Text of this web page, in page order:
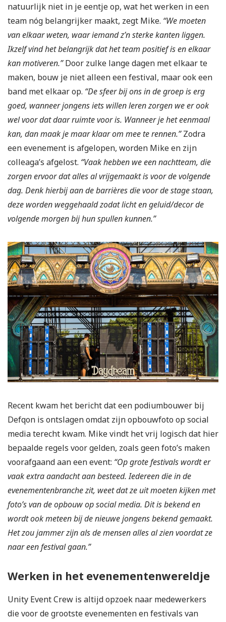
natuurlijk niet in je eentje op, wat het werken in een
team nóg belangrijker maakt, zegt Mike. “We moeten
van elkaar weten, waar iemand z’n sterke kanten liggen.
Ikzelf vind het belangrijk dat het team positief is en elkaar
kan motiveren.”Door zulke lange dagen met elkaar te
maken, bouw je niet alleen een festival, maar ook een
band met elkaar op. “De sfeer bij ons in de groep is erg
goed, wanneer jongens iets willen leren zorgen we er ook
wel voor dat daar ruimte voor is. Wanneer je het eenmaal
kan, dan maak je maar klaar om mee te rennen.”Zodra
een evenement is afgelopen, worden Mike en zijn
colleaga’s afgelost. “Vaak hebben we een nachtteam, die
zorgen ervoor dat alles al vrijgemaakt is voor de volgende
dag. Denk hierbij aan de barrières die voor de stage staan,
deze worden weggehaald zodat licht en geluid/decor de
volgende morgen bij hun spullen kunnen.”
Recent kwam het bericht dat een podiumbouwer bij
Defqon is ontslagen omdat zijn opbouwfoto op social
media terecht kwam. Mike vindt het vrij logisch dat hier
bepaalde regels voor gelden, zoals geen foto’s maken
voorafgaand aan een event: “Op grote festivals wordt er
vaak extra aandacht aan besteed. Iedereen die in de
evenementenbranche zit, weet dat ze uit moeten kijken met
foto’s van de opbouw op social media. Dit is bekend en
wordt ook meteen bij de nieuwe jongens bekend gemaakt.
Het zou jammer zijn als de mensen alles al zien voordat ze
naar een festival gaan.”
Werken in het evenementenwereldje
Unity Event Crew is altijd opzoek naar medewerkers
die voor de grootste evenementen en festivals van